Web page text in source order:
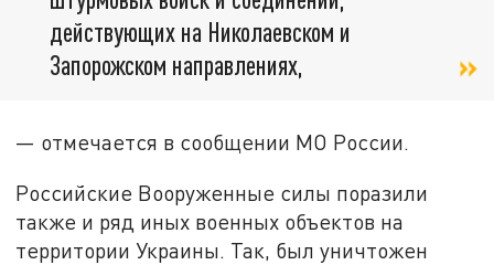
действующих на Николаевском и
Запорожском направлениях,
— отмечается в сообщении МО России.
Российские Вооруженные силы поразили
также и ряд иных военных объектов на
территории Украины. Так, был уничтожен